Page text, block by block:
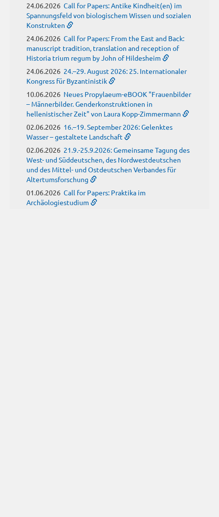
24.06.2026 Call for Papers: Antike Kindheit(en) im
Spannungsfeld von biologischem Wissen und sozialen
Konstrukten
24.06.2026 Call for Papers: From the East and Back:
manuscript tradition, translation and reception of
Historia trium regum by John of Hildesheim
24.06.2026 24.–29. August 2026: 25. Internationaler
Kongress für Byzantinistik
10.06.2026 Neues Propylaeum-eBOOK "Frauenbilder
– Männerbilder. Genderkonstruktionen in
hellenistischer Zeit" von Laura Kopp-Zimmermann
02.06.2026 16.–19. September 2026: Gelenktes
Wasser – gestaltete Landschaft
02.06.2026 21.9.-25.9.2026: Gemeinsame Tagung des
West- und Süddeutschen, des Nordwestdeutschen
und des Mittel- und Ostdeutschen Verbandes für
Altertumsforschung
01.06.2026 Call for Papers: Praktika im
Archäologiestudium